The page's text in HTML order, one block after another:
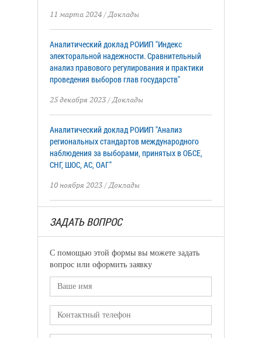
11 марта 2024 /Доклады
Аналитический доклад РОИИП "Индекс
электоральной надежности. Сравнительный
анализ правового регулирования и практики
проведения выборов глав государств"
25 декабря 2023 /Доклады
Аналитический доклад РОИИП "Анализ
региональных стандартов международного
наблюдения за выборами, принятых в ОБСЕ,
СНГ, ШОС, АС, ОАГ"
10 ноября 2023 /Доклады
ЗАДАТЬ ВОПРОС
С помощью этой формы вы можете задать
вопрос или оформить заявку